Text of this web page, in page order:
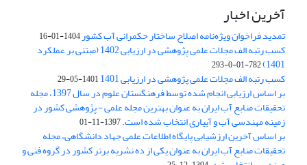
آخرین اخبار
تمدید فراخوان ویژه‌نامه اصلاح ساختار حکمرانی آب کشور1404-01-16
کسب رتبه الف مجلات علمی پژوهشی در ارزیابی 1402 (مبتنی بر عملکرد
1401)
782-01-0-293
کسب رتبه الف مجلات علمی پژوهشی در ارزیابی 1401 1401-05-29
بر اساس ارزیابی انجام شده توسط فرهنگستان علوم در سال 1397، مجله
تحقیقات منابع آب ایران به عنوان بهترین مجله علمی - پژوهشی کشور در
زمینه مهندسی آب و آبیاری انتخاب شده است.1397-11-01
بر اساس آخرین ارزشیابی پایگاه اطلاعات علمی جهاد دانشگاهی، مجله
تحقیقات منابع آب ایران به عنوان یکی از ده نشریه برتر کشور در گروه فنی و